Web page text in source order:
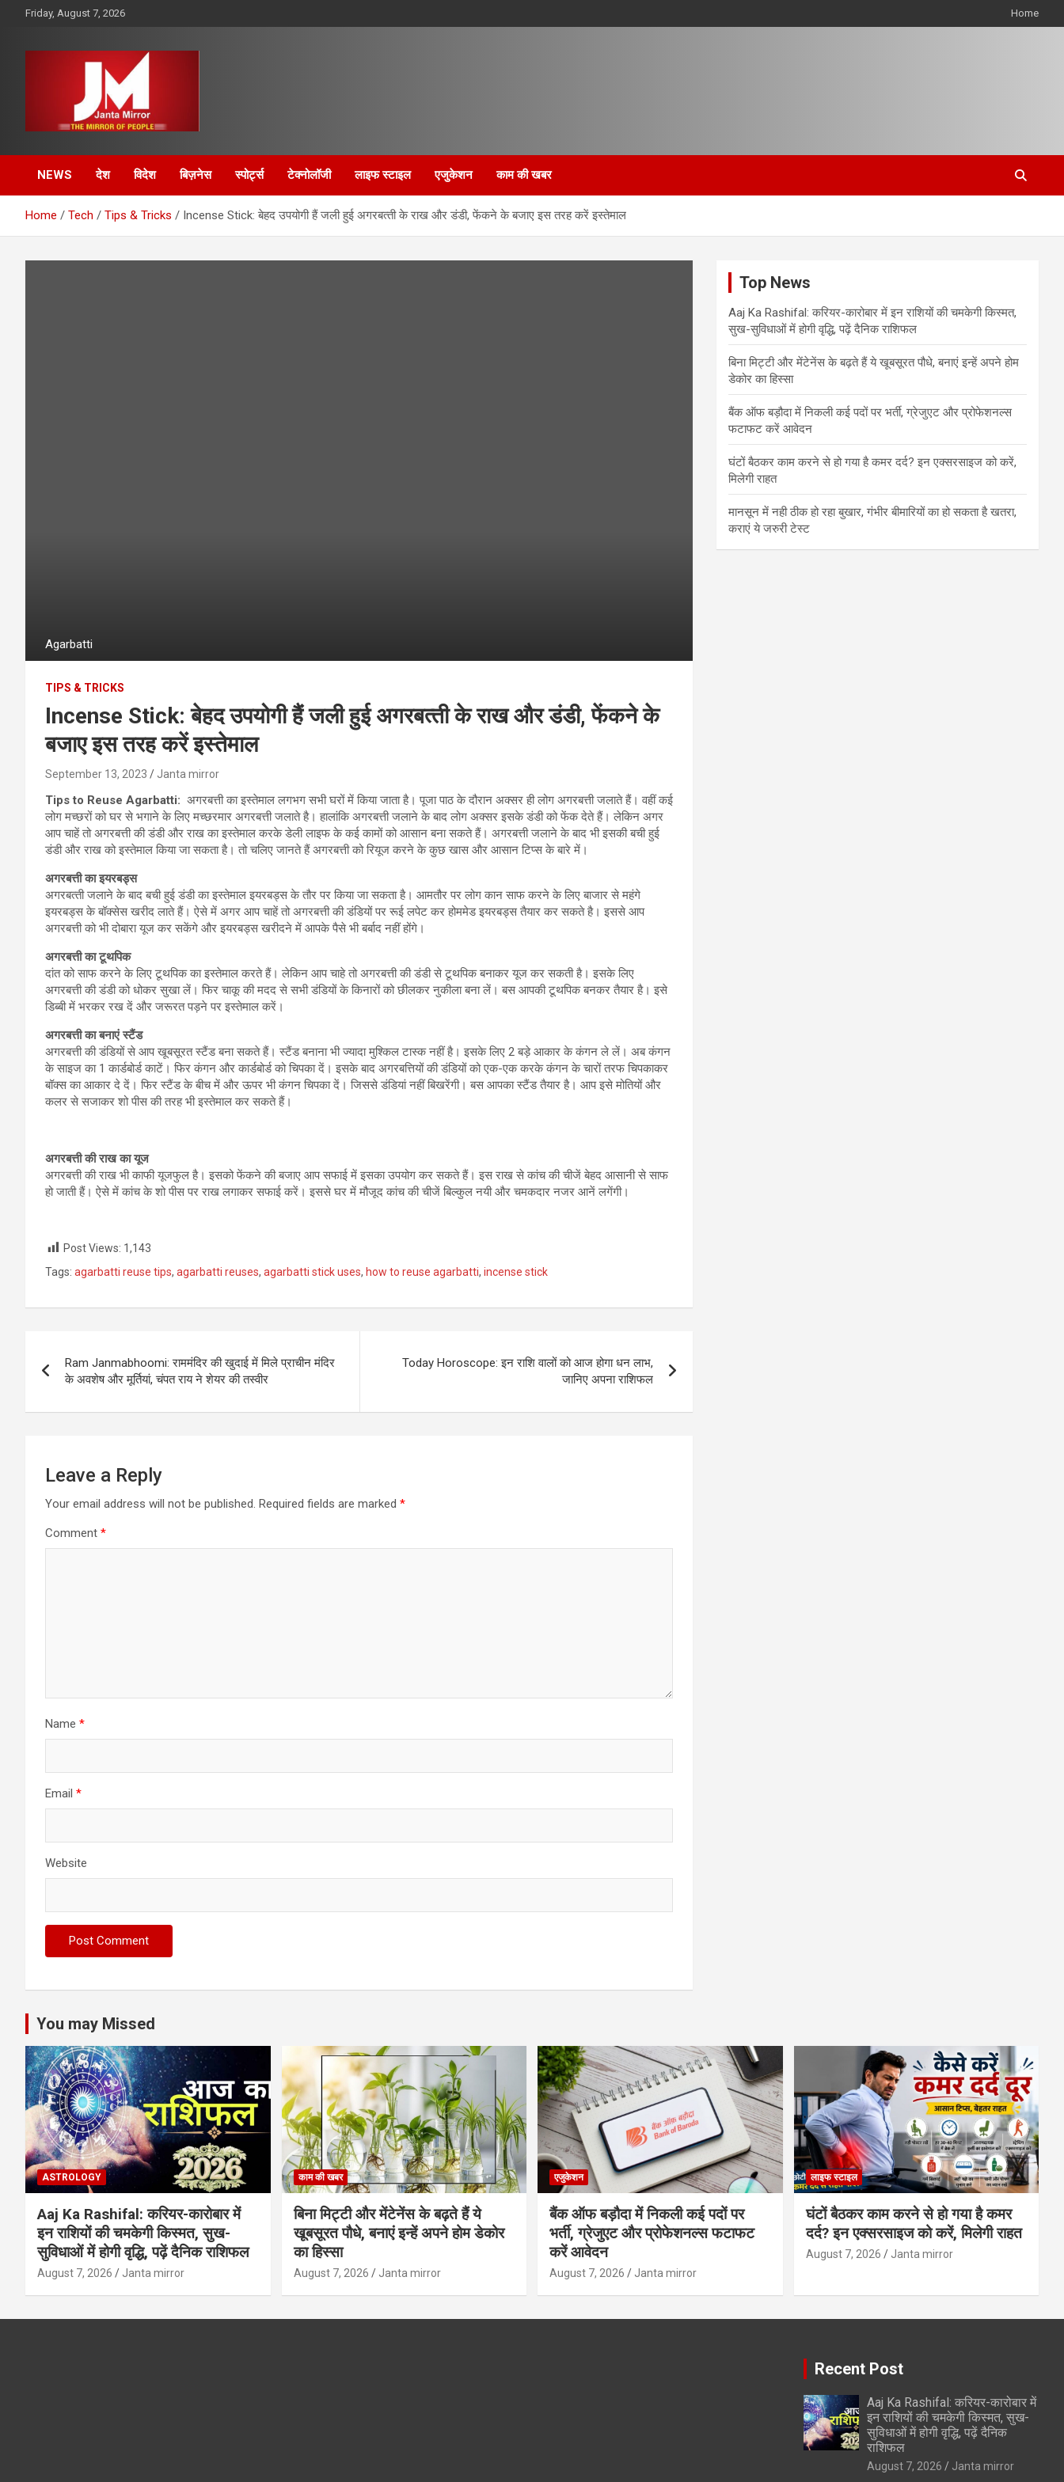
Friday, August 7, 2026 Home
Janta Mirror
NEWS देश विदेश बिज़नेस स्पोर्ट्स टेक्नोलॉजी लाइफ स्टाइल एजुकेशन काम की खबर
Home Tech Tips & Tricks Incense Stick: बेहद उपयोगी हैं जली हुई अगरबत्‍ती के राख और डंडी, फेंकने के बजाए इस तरह करें इस्तेमाल
Agarbatti
TIPS & TRICKS
Incense Stick: बेहद उपयोगी हैं जली हुई अगरबत्‍ती के राख और डंडी, फेंकने के
बजाए इस तरह करें इस्तेमाल
September 13, 2023 Janta mirror
Tips to Reuse Agarbatti: अगरबत्ती का इस्तेमाल लगभग सभी घरों में किया जाता है। पूजा पाठ के दौरान अक्‍सर ही लोग अगरबत्ती जलाते हैं। वहीं कई
लोग मच्छरों को घर से भगाने के लिए मच्छरमार अगरबत्ती जलाते है। हालांकि अगरबत्ती जलाने के बाद लोग अक्सर इसके डंडी को फेंक देते हैं। लेकिन अगर
आप चाहें तो अगरबत्ती की डंडी और राख का इस्तेमाल करके डेली लाइफ के कई कामों को आसान बना सकते हैं। अगरबत्ती जलाने के बाद भी इसकी बची हुई
डंडी और राख को इस्‍तेमाल किया जा सकता है। तो चलिए जानते हैं अगरबत्ती को रियूज करने के कुछ खास और आसान टिप्स के बारे में।
अगरबत्ती का इयरबड्स
अगरबत्‍ती जलाने के बाद बची हुई डंडी का इस्‍तेमाल इयरबड्स के तौर पर किया जा सकता है। आमतौर पर लोग कान साफ करने के लिए बाजार से महंगे
इयरबड्स के बॉक्सेस खरीद लाते हैं। ऐसे में अगर आप चाहें तो अगरबत्ती की डंडियों पर रूई लपेट कर होममेड इयरबड्स तैयार कर सकते है। इससे आप
अगरबत्ती को भी दोबारा यूज कर सकेंगे और इयरबड्स खरीदने में आपके पैसे भी बर्बाद नहीं होंगे।
अगरबत्ती का टूथपिक
दांत को साफ करने के लिए टूथपिक का इस्‍तेमाल करते हैं। लेकिन आप चाहे तो अगरबत्ती की डंडी से टूथपिक बनाकर यूज कर सकती है। इसके लिए
अगरबत्ती की डंडी को धोकर सुखा लें। फिर चाकू की मदद से सभी डंडियों के किनारों को छीलकर नुकीला बना लें। बस आपकी टूथपिक बनकर तैयार है। इसे
डिब्बी में भरकर रख दें और जरूरत पड़ने पर इस्तेमाल करें।
अगरबत्ती का बनाएं स्टैंड
अगरबत्ती की डंडियों से आप खूबसूरत स्टैंड बना सकते हैं। स्‍टैंड बनाना भी ज्‍यादा मुश्किल टास्‍क नहीं है। इसके लिए 2 बड़े आकार के कंगन ले लें। अब कंगन
के साइज का 1 कार्डबोर्ड काटें। फिर कंगन और कार्डबोर्ड को चिपका दें। इसके बाद अगरबत्तियों की डंडियों को एक-एक करके कंगन के चारों तरफ चिपकाकर
बॉक्स का आकार दे दें। फिर स्टैंड के बीच में और ऊपर भी कंगन चिपका दें। जिससे डंडियां नहीं बिखरेंगी। बस आपका स्टैंड तैयार है। आप इसे मोतियों और
कलर से सजाकर शो पीस की तरह भी इस्तेमाल कर सकते हैं।
अगरबत्ती की राख का यूज
अगरबत्ती की राख भी काफी यूजफुल है। इसको फेंकने की बजाए आप सफाई में इसका उपयोग कर सकते हैं। इस राख से कांच की चीजें बेहद आसानी से साफ
हो जाती हैं। ऐसे में कांच के शो पीस पर राख लगाकर सफाई करें। इससे घर में मौजूद कांच की चीजें बिल्कुल नयी और चमकदार नजर आनें लगेंगी।
Post Views: 1,143
Tags: agarbatti reuse tips, agarbatti reuses, agarbatti stick uses, how to reuse agarbatti, incense stick
navigation
Ram Janmabhoomi: राममंदिर की खुदाई में मिले प्राचीन मंदिर
के अवशेष और मूर्तियां, चंपत राय ने शेयर की तस्वीर
Today Horoscope: इन राशि वालों को आज होगा धन लाभ,
जानिए अपना राशिफल
Leave a Reply
Your email address will not be published. Required fields are marked *
Comment *
Name *
Email *
Website
Top News
Aaj Ka Rashifal: करियर-कारोबार में इन राशियों की चमकेगी किस्मत,
सुख-सुविधाओं में होगी वृद्धि, पढ़ें दैनिक राशिफल
बिना मिट्टी और मेंटेनेंस के बढ़ते हैं ये खूबसूरत पौधे, बनाएं इन्‍हें अपने होम
डेकोर का हिस्‍सा
बैंक ऑफ बड़ौदा में निकली कई पदों पर भर्ती, ग्रेजुएट और प्रोफेशनल्स
फटाफट करें आवेदन
घंटों बैठकर काम करने से हो गया है कमर दर्द? इन एक्सरसाइज को करें,
मिलेगी राहत
मानसून में नही ठीक हो रहा बुखार, गंभीर बीमारियों का हो सकता है खतरा,
कराएं ये जरुरी टेस्ट
You may Missed
ASTROLOGY
Aaj Ka Rashifal: करियर-कारोबार में
इन राशियों की चमकेगी किस्मत, सुख-
सुविधाओं में होगी वृद्धि, पढ़ें दैनिक राशिफल
August 7, 2026 Janta mirror
काम की खबर
बिना मिट्टी और मेंटेनेंस के बढ़ते हैं ये
खूबसूरत पौधे, बनाएं इन्‍हें अपने होम डेकोर
का हिस्‍सा
August 7, 2026 Janta mirror
एजुकेशन
बैंक ऑफ बड़ौदा में निकली कई पदों पर
भर्ती, ग्रेजुएट और प्रोफेशनल्स फटाफट
करें आवेदन
August 7, 2026 Janta mirror
लाइफ स्टाइल
घंटों बैठकर काम करने से हो गया है कमर
दर्द? इन एक्सरसाइज को करें, मिलेगी राहत
August 7, 2026 Janta mirror
Recent Post
Aaj Ka Rashifal: करियर-कारोबार में
इन राशियों की चमकेगी किस्मत, सुख-
सुविधाओं में होगी वृद्धि, पढ़ें दैनिक
राशिफल
August 7, 2026 Janta mirror